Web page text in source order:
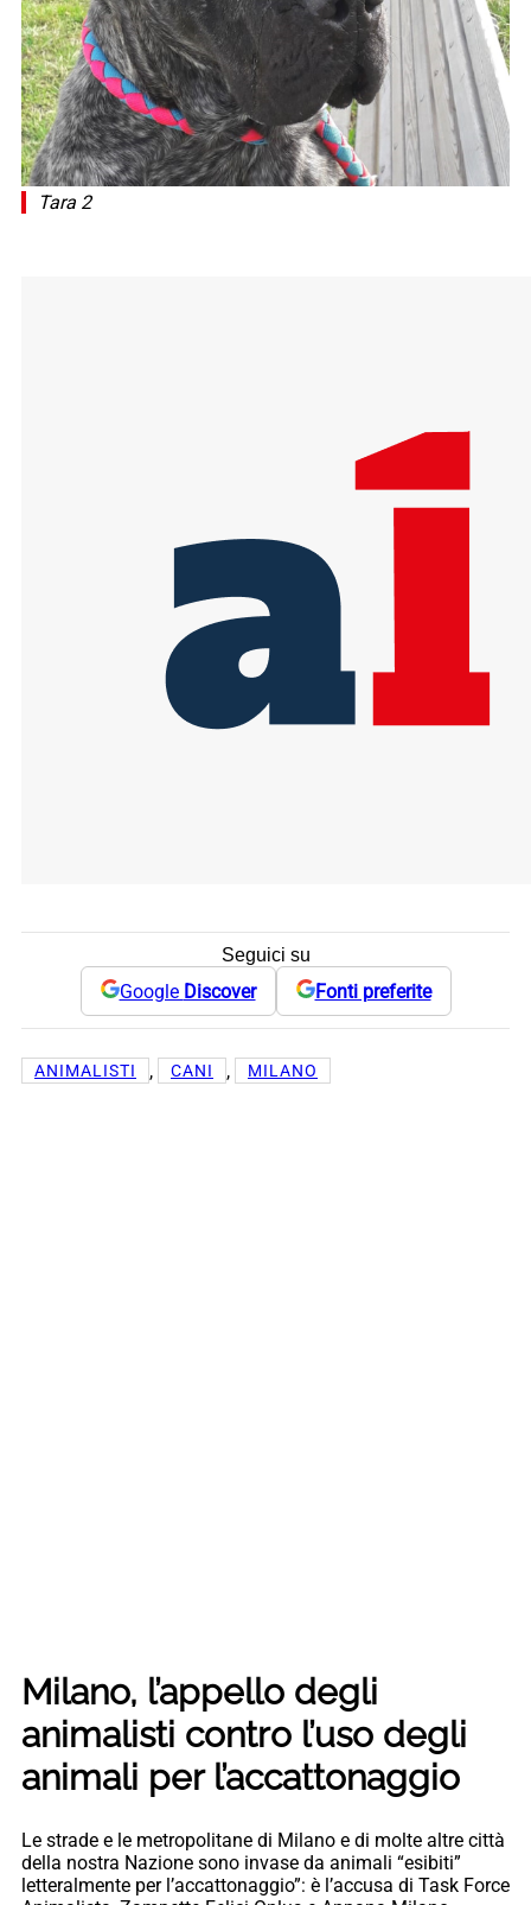
Tara 2
Seguici su
Google Discover Fonti preferite
ANIMALISTI , CANI , MILANO
Milano, l’appello degli
animalisti contro l’uso degli
animali per l’accattonaggio
Le strade e le metropolitane di Milano e di molte altre città
della nostra Nazione sono invase da animali “esibiti”
letteralmente per l’accattonaggio”: è l’accusa di Task Force